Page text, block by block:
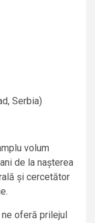
Serbia)
volum
de la nașterea
și cercetător
oferă prilejul